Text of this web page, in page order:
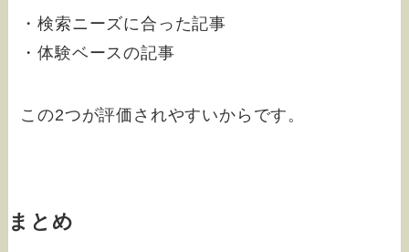
・検索ニーズに合った記事
・体験ベースの記事
この2つが評価されやすいからです。
まとめ